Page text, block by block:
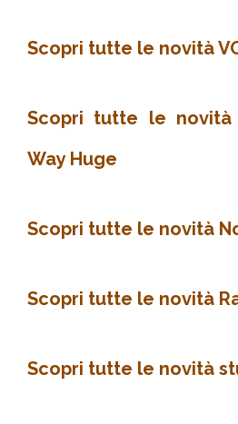
Scopri tutte le novità
Scopri tutte le novità
Way Huge
Scopri tutte le novità
Scopri tutte le novità
Scopri tutte le novità